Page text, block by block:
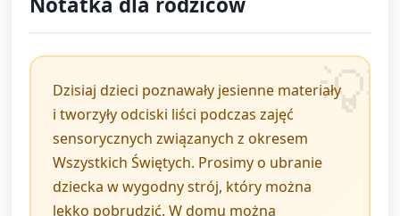
by pokazało jedną rzecz, którą najbardziej
zapamiętało (liść, odcisk, pływająca łódka).
Krótkie podsumowanie słowami opiekuna: „Dzisiaj
poznaliśmy różne dźwięki i faktury jesieni.
Pamiętamy i jesteśmy spokojni.”
Pożegnanie: prosty wierszyk lub krótka piosenka
Dzisiaj dzieci poznawały jesienne materiały
i tworzyły odciski liści podczas zajęć
sensorycznych związanych z okresem
Wszystkich Świętych. Prosimy o ubranie
dziecka w wygodny strój, który można
lekko pobrudzić. W domu można